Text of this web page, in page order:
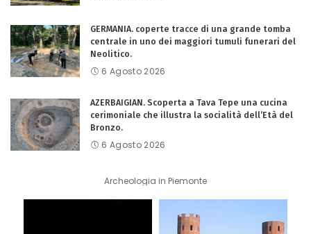
GERMANIA. coperte tracce di una grande tomba
centrale in uno dei maggiori tumuli funerari del
Neolitico.
6 Agosto 2026
AZERBAIGIAN. Scoperta a Tava Tepe una cucina
cerimoniale che illustra la socialità dell’Età del
Bronzo.
6 Agosto 2026
Archeologia in Piemonte